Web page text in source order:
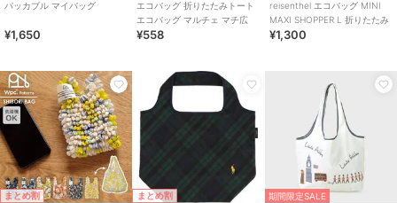
パッカブル マイバッグ
¥1,650
エコバッグ 折りたたみトート
エコバッグ マルチェ マチ広
¥558
reisenthel エコバッグ MINI
MAXI SHOPPER L 折りたたみ
¥1,300
まとめ割 まとめ割 期間限定SALE